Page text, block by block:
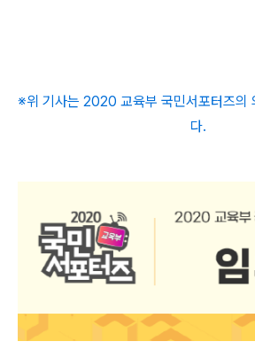
※위 기사는 2020 교육부 국민서포터즈의
다.